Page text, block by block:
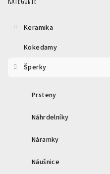
Keramika
Kokedamy
Šperky
Prsteny
Náhrdelníky
Náramky
Náušnice